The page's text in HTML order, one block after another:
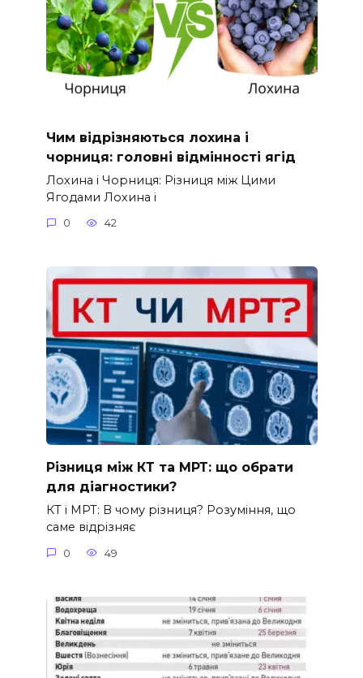
Чим відрізняються лохина і
чорниця: головні відмінності ягід
Лохина і Чорниця: Різниця між Цими
Ягодами Лохина і
0 42
Різниця між КТ та МРТ: що обрати
для діагностики?
КТ і МРТ: В чому різниця? Розуміння, що
саме відрізняє
0 49